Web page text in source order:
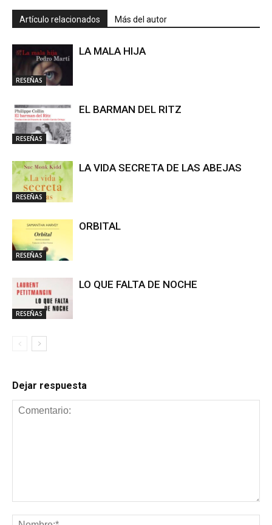
Artículo relacionados Más del autor
RESEÑAS
LA MALA HIJA
RESEÑAS
EL BARMAN DEL RITZ
RESEÑAS
LA VIDA SECRETA DE LAS ABEJAS
RESEÑAS
ORBITAL
RESEÑAS
LO QUE FALTA DE NOCHE
Dejar respuesta